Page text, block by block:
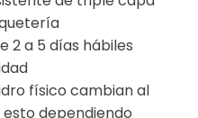
2 a 5 días hábiles
físico cambian al
dependiendo